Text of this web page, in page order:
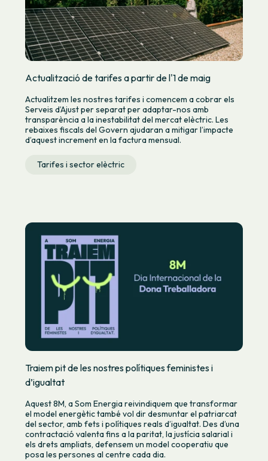
Actualització de tarifes a partir de l'1 de maig
Actualitzem les nostres tarifes i comencem a cobrar els
Serveis d’Ajust per separat per adaptar-nos amb
transparència a la inestabilitat del mercat elèctric. Les
rebaixes fiscals del Govern ajudaran a mitigar l’impacte
d’aquest increment en la factura mensual.
Tarifes i sector elèctric
Traiem pit de les nostres polítiques feministes i
d’igualtat
Aquest 8M, a Som Energia reivindiquem que transformar
el model energètic també vol dir desmuntar el patriarcat
del sector, amb fets i polítiques reals d’igualtat. Des d’una
contractació valenta fins a la paritat, la justícia salarial i
els drets ampliats, defensem un model cooperatiu que
posa les persones al centre cada dia.